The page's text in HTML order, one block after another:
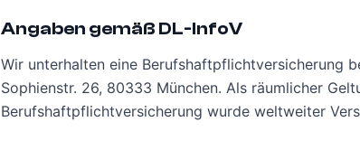
Angaben gemäß DL-InfoV
Wir unterhalten eine Berufshaftpflichtversicherung
Sophienstr. 26, 80333 München. Als räumlicher
Berufshaftpflichtversicherung wurde weltweiter